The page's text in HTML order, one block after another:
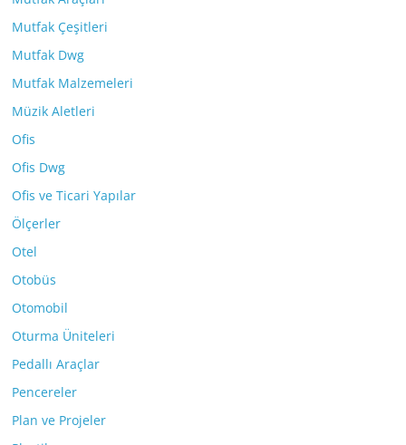
Mutfak Çeşitleri
Mutfak Dwg
Mutfak Malzemeleri
Müzik Aletleri
Ofis
Ofis Dwg
Ofis ve Ticari Yapılar
Ölçerler
Otel
Otobüs
Otomobil
Oturma Üniteleri
Pedallı Araçlar
Pencereler
Plan ve Projeler